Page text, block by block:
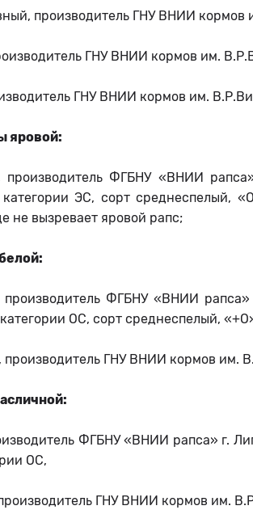
производитель ГНУ ВНИИ кормов
ГНУ ВНИИ кормов им.
ГНУ ВНИИ кормов им.
яровой:
производитель ФГБНУ «ВНИИ
ЭС, сорт среднеспелый,
не вызревает яровой рапс;
ФГБНУ «ВНИИ
ОС, сорт среднеспелый,
производитель ГНУ ВНИИ кормов им.
ФГБНУ «ВНИИ рапса» г.
ОС,
ГНУ ВНИИ кормов им.